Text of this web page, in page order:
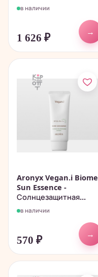
в наличии
1 626 ₽
→
Aronyx Vegan.i Biome
Sun Essence -
Солнцезащитная...
в наличии
570 ₽
→